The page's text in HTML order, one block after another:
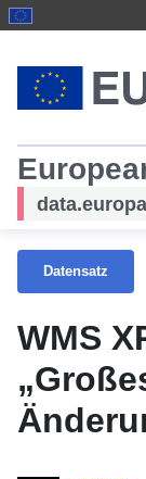
Datensatz
WMS